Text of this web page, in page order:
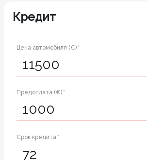
Кредит
Цена автомобиля (€) *
Предоплата (€) *
Срок кредита *